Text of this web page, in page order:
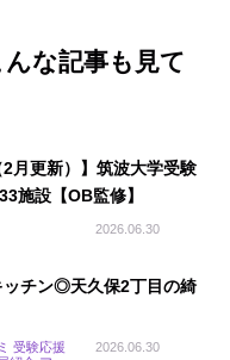
な記事も見て
2月更新）】筑波大学受験
施設【OB監修】
2026.06.30
ッチン◎天久保2丁目の綺
2026.06.30
受験応援